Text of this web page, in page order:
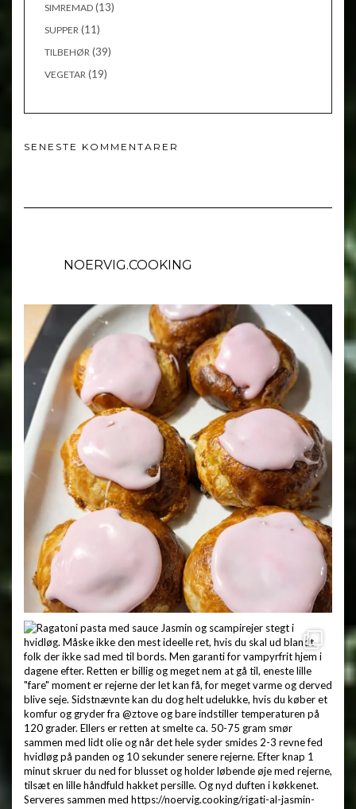
SIMREMAD (13)
SUPPER (11)
TILBEHØR (39)
VEGETAR (19)
SENESTE KOMMENTARER
NOERVIG.COOKING